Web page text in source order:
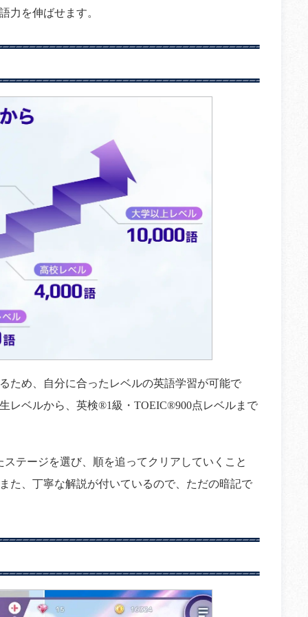
力を伸ばせます。
ため、自分に合ったレベルの英語学習が可能で
レベルから、英検®1級・TOEIC®900点レベルまで
テージを選び、順を追ってクリアしていくこと
た、丁寧な解説が付いているので、ただの暗記で